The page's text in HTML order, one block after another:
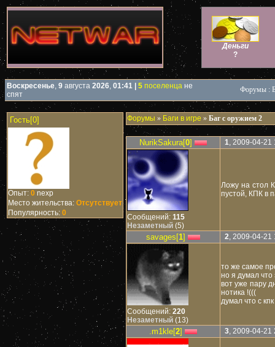
Деньги
?
Воскресенье, 9 августа 2026, 01:41 5 поселенца не
спят
Форумы :
Гость[0]
Опыт: 0 nexp
Место жительства: Отсутствует
Популярность: 0
Форумы » Баги в игре » Баг с оружием 2
NurikSakura[0] 1, 2009-04-21
Сообщений: 115
Незаметный (5)
Ложу на стол
пустой, КПК в
savages[1] 2, 2009-04-21
Сообщений: 220
Незаметный (13)
то же самое
но я думал что
вот уже пару
нотика !(((
думал что с
.m1kle[2] 3, 2009-04-21